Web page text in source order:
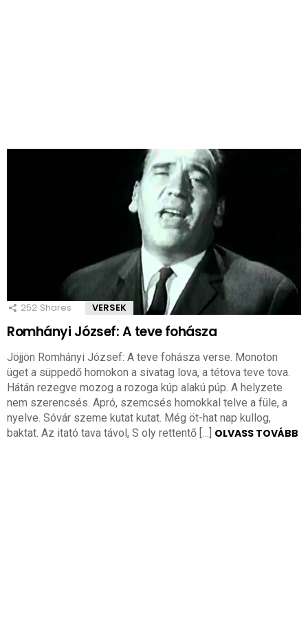
252 Shares VERSEK
Romhányi József: A teve fohásza
Jöjjön Romhányi József: A teve fohásza verse. Monoton
üget a süppedő homokon a sivatag lova, a tétova teve tova.
Hátán rezegve mozog a rozoga kúp alakú púp. A helyzete
nem szerencsés. Apró, szemcsés homokkal telve a füle, a
nyelve. Sóvár szeme kutat kutat. Még öt-hat nap kullog,
baktat. Az itató tava távol, S oly rettentő […] OLVASS TOVÁBB